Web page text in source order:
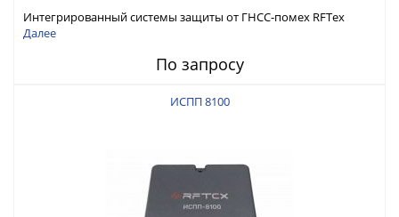
Интегрированный системы защиты от ГНСС-помех RFТех
ИСПП 8200
Далее
По запросу
ИСПП 8100